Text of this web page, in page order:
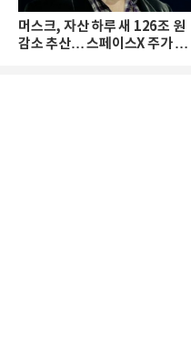
머스크, 자산 하루 새 126조 원
감소 추산… 스페이스X 주가 하